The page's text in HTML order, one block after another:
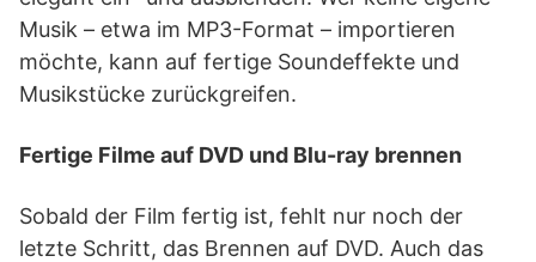
Musik – etwa im MP3-Format – importieren
möchte, kann auf fertige Soundeffekte und
Musikstücke zurückgreifen.
Fertige Filme auf DVD und Blu-ray brennen
Sobald der Film fertig ist, fehlt nur noch der
letzte Schritt, das Brennen auf DVD. Auch das